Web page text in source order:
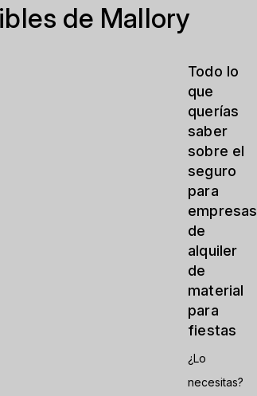
de Mallory
Todo lo
que
querías
saber
sobre el
seguro
para
empresas
de
alquiler
de
material
para
fiestas
¿Lo
necesitas?